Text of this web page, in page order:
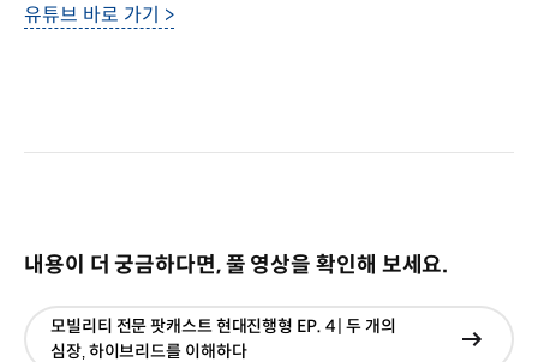
유튜브 바로 가기 >
내용이 더 궁금하다면, 풀 영상을 확인해 보세요.
모빌리티 전문 팟캐스트 현대진행형 EP. 4 | 두 개의
심장‚ 하이브리드를 이해하다
현재